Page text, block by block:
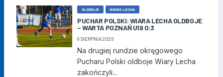
OLDBOJE WIARA LECHA
PUCHAR POLSKI: WIARA LECHA OLDBOJE
– WARTA POZNAŃ U19 0:3
9 SIERPNIA 2026
Na drugiej rundzie okręgowego
Pucharu Polski oldboje Wiary Lecha
zakończyli...